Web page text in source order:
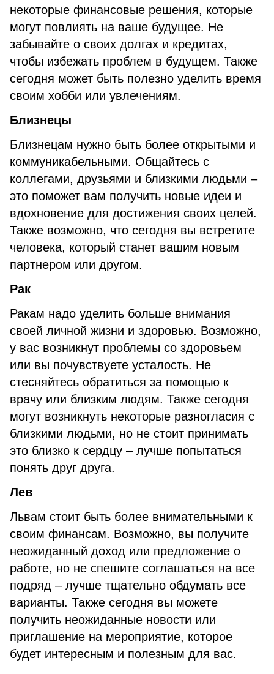
некоторые финансовые решения, которые
могут повлиять на ваше будущее. Не
забывайте о своих долгах и кредитах,
чтобы избежать проблем в будущем. Также
сегодня может быть полезно уделить время
своим хобби или увлечениям.
Близнецы
Близнецам нужно быть более открытыми и
коммуникабельными. Общайтесь с
коллегами, друзьями и близкими людьми –
это поможет вам получить новые идеи и
вдохновение для достижения своих целей.
Также возможно, что сегодня вы встретите
человека, который станет вашим новым
партнером или другом.
Рак
Ракам надо уделить больше внимания
своей личной жизни и здоровью. Возможно,
у вас возникнут проблемы со здоровьем
или вы почувствуете усталость. Не
стесняйтесь обратиться за помощью к
врачу или близким людям. Также сегодня
могут возникнуть некоторые разногласия с
близкими людьми, но не стоит принимать
это близко к сердцу – лучше попытаться
понять друг друга.
Лев
Львам стоит быть более внимательными к
своим финансам. Возможно, вы получите
неожиданный доход или предложение о
работе, но не спешите соглашаться на все
подряд – лучше тщательно обдумать все
варианты. Также сегодня вы можете
получить неожиданные новости или
приглашение на мероприятие, которое
будет интересным и полезным для вас.